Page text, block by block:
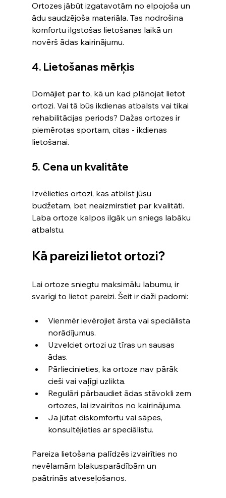
Ortozes jābūt izgatavotām no elpojoša un
ādu saudzējoša materiāla. Tas nodrošina
komfortu ilgstošas lietošanas laikā un
novērš ādas kairinājumu.
4. Lietošanas mērķis
Domājiet par to, kā un kad plānojat lietot
ortozi. Vai tā būs ikdienas atbalsts vai tikai
rehabilitācijas periods? Dažas ortozes ir
piemērotas sportam, citas - ikdienas
lietošanai.
5. Cena un kvalitāte
Izvēlieties ortozi, kas atbilst jūsu
budžetam, bet neaizmirstiet par kvalitāti.
Laba ortoze kalpos ilgāk un sniegs labāku
atbalstu.
Kā pareizi lietot ortozi?
Lai ortoze sniegtu maksimālu labumu, ir
svarīgi to lietot pareizi. Šeit ir daži padomi:
Vienmēr ievērojiet ārsta vai speciālista
norādījumus.
Uzvelciet ortozi uz tīras un sausas
ādas.
Pārliecinieties, ka ortoze nav pārāk
cieši vai vaļīgi uzlikta.
Regulāri pārbaudiet ādas stāvokli zem
ortozes, lai izvairītos no kairinājuma.
Ja jūtat diskomfortu vai sāpes,
konsultējieties ar speciālistu.
Pareiza lietošana palīdzēs izvairīties no
nevēlamām blakusparādībām un
paātrinās atveseļošanos.